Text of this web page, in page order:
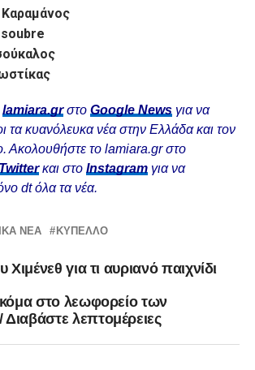
lamiara.grστο Google Newsγια να
τα κυανόλευκα νέα στην Ελλάδα και τον
Ακολουθήστε το lamiara.gr στο
και στο Instagram για να
dt όλα τα νέα.
ΝΈΑ ΚΎΠΕΛΛΟ
Χιμένεθ για τι αυριανό παιχνίδι
στο λεωφορείο των
λεπτομέρειες